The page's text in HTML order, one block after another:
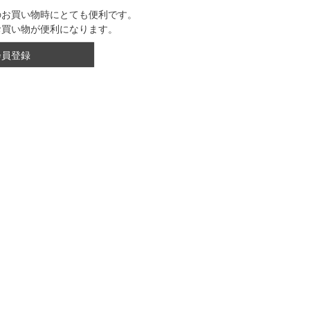
買い物時にとても便利です。
い物が便利になります。
登録